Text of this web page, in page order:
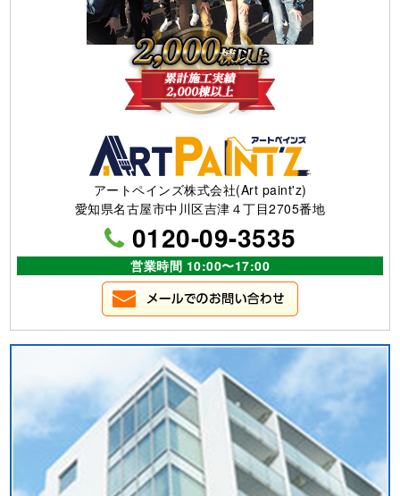
アートペインズ株式会社(Art paint'z)
愛知県名古屋市中川区吉津４丁目2705番地
0120-09-3535
営業時間 10:00〜17:00